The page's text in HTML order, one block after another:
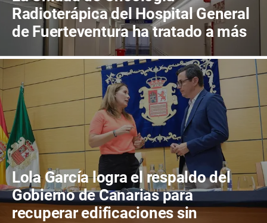
Radioterápica del Hospital General
de Fuerteventura ha tratado a más
de 800 pacientes en sus primeros
cuatro años de actividad
Lola García logra el respaldo del
Gobierno de Canarias para
recuperar edificaciones sin